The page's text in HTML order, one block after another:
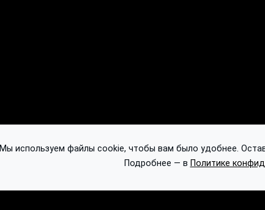
Мы используем файлы cookie, чтобы вам было удобнее.
Подробнее — в Политике